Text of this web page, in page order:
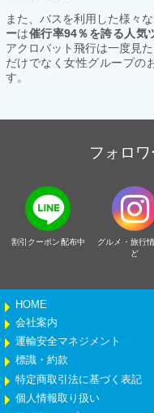
また、バスを利用した様々
ーは催行率94％を誇る人気
アクロバット飛行は一度見
だけでなく女性グループの
す。
フォロ
割引クーポン配布中
グルメ・旅行
ど
HOME
会社案内
運輸安全マネジメント
標識・約款
特定商取引法に基づく表記
個人情報取り扱い